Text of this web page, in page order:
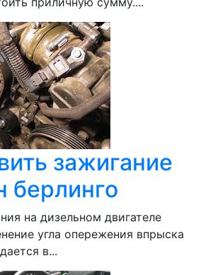
зажигание
берлинго
на дизельном двигателе
угла опережения впрыска
в...